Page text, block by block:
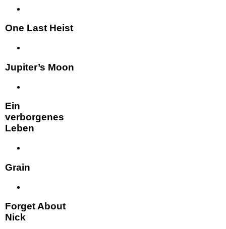
One Last Heist
Jupiter’s Moon
Ein
verborgenes
Leben
Grain
Forget About
Nick